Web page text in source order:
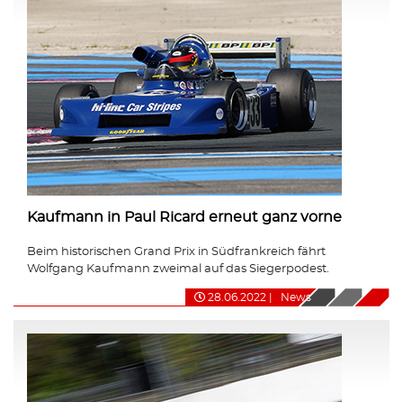
Kaufmann in Paul Ricard erneut ganz vorne
Beim historischen Grand Prix in Südfrankreich fährt
Wolfgang Kaufmann zweimal auf das Siegerpodest.
28.06.2022 News